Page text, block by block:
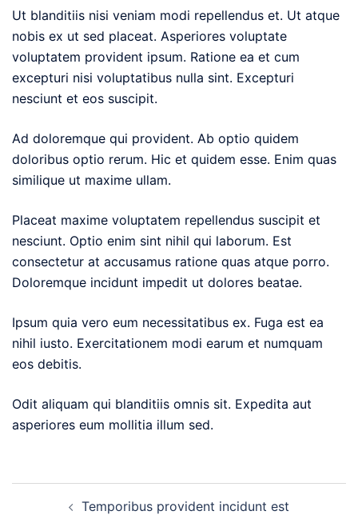
Ut blanditiis nisi veniam modi repellendus et. Ut atque
nobis ex ut sed placeat. Asperiores voluptate
voluptatem provident ipsum. Ratione ea et cum
excepturi nisi voluptatibus nulla sint. Excepturi
nesciunt et eos suscipit.
Ad doloremque qui provident. Ab optio quidem
doloribus optio rerum. Hic et quidem esse. Enim quas
similique ut maxime ullam.
Placeat maxime voluptatem repellendus suscipit et
nesciunt. Optio enim sint nihil qui laborum. Est
consectetur at accusamus ratione quas atque porro.
Doloremque incidunt impedit ut dolores beatae.
Ipsum quia vero eum necessitatibus ex. Fuga est ea
nihil iusto. Exercitationem modi earum et numquam
eos debitis.
Odit aliquam qui blanditiis omnis sit. Expedita aut
asperiores eum mollitia illum sed.
navigationTemporibus provident incidunt est